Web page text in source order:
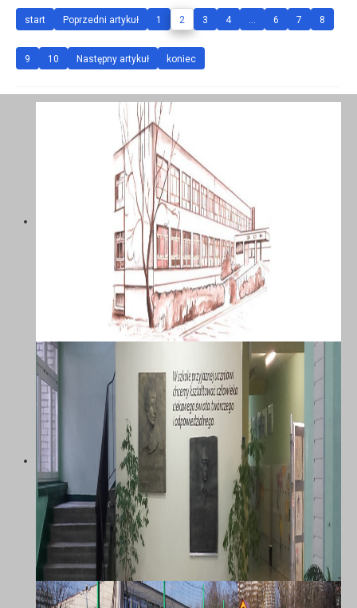
start Poprzedni artykuł 1 2 3 4 ... 6 7 8
9 10 Następny artykuł koniec
SZKOŁA PODSTAWOWA NR 58 Z
ODDZIAŁAMI INTEGRACYJNYMI IM.
MARII DĄBROWSKIEJ W
KATOWICACH